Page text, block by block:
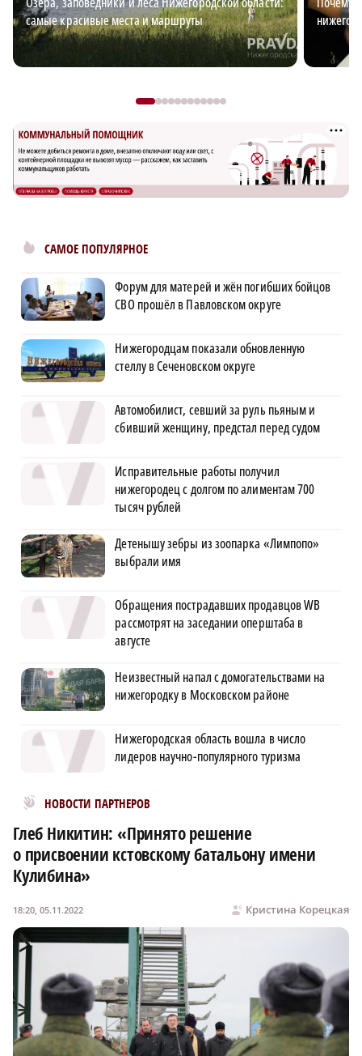
самые красивые места и маршруты
САМОЕ ПОПУЛЯРНОЕ
Форум для матерей и жён погибших бойцов
СВО прошёл в Павловском округе
Нижегородцам показали обновленную
стеллу в Сеченовском округе
Автомобилист, севший за руль пьяным и
сбивший женщину, предстал перед судом
Исправительные работы получил
нижегородец с долгом по алиментам 700
тысяч рублей
Детенышу зебры из зоопарка «Лимпопо»
выбрали имя
Обращения пострадавших продавцов WB
рассмотрят на заседании оперштаба в
августе
Неизвестный напал с домогательствами на
нижегородку в Московском районе
Нижегородская область вошла в число
лидеров научно-популярного туризма
НОВОСТИ ПАРТНЕРОВ
Новости МирТесен
Глеб Никитин: «Принято решение
о присвоении кстовскому батальону имени
Кулибина»
Кристина Корецкая
18:20, 05.11.2022